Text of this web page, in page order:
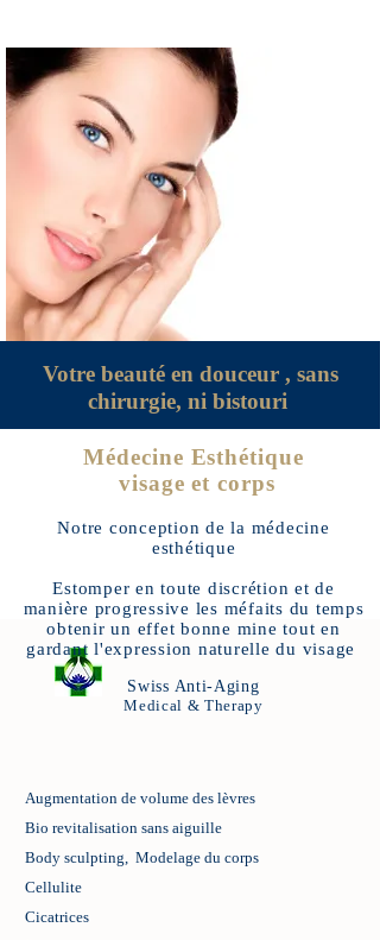
Augmentation de volume des lèvres
Bio revitalisation sans aiguille
Body sculpting, Modelage du corps
Cellulite
Cicatrices
Médecine Esthétique
visage et corps
Notre conception de la médecine
esthétique
Estomper en toute discrétion et de
manière progressive les méfaits du temps
obtenir un effet bonne mine tout en
gardant l'expression naturelle du visage
Swiss Anti-Aging
Medical & Therapy
Votre beauté en douceur , sans
chirurgie, ni bistouri